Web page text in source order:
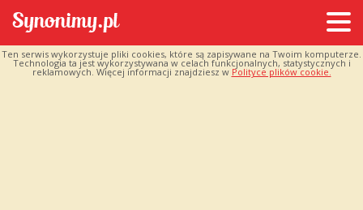
Ten serwis wykorzystuje pliki cookies, które są zapisywane na Twoim komputerze.
Technologia ta jest wykorzystywana w celach funkcjonalnych, statystycznych i
reklamowych. Więcej informacji znajdziesz w Polityce plików cookie.